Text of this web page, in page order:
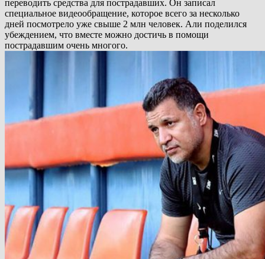
переводить средства для пострадавших. Он записал
специальное видеообращение, которое всего за несколько
дней посмотрело уже свыше 2 млн человек. Али поделился
убеждением, что вместе можно достичь в помощи
пострадавшим очень многого.